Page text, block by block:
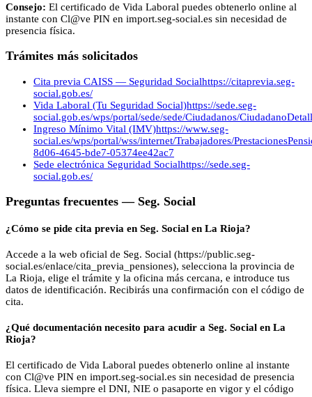
Consejo: El certificado de Vida Laboral puedes obtenerlo online al
instante con Cl@ve PIN en import.seg-social.es sin necesidad de
presencia física.
Trámites más solicitados
Cita previa CAISS — Seguridad Socialhttps://citaprevia.seg-
social.gob.es/
Vida Laboral (Tu Seguridad Social)https://sede.seg-
social.gob.es/wps/portal/sede/sede/Ciudadanos/
Ingreso Mínimo Vital (IMV)https://www.seg-
social.es/wps/portal/wss/internet/Trabajadores/
8d06-4645-bde7-05374ee42ac7
Sede electrónica Seguridad Socialhttps://sede.seg-
social.gob.es/
Preguntas frecuentes — Seg. Social
¿Cómo se pide cita previa en Seg. Social en La Rioja?
Accede a la web oficial de Seg. Social (https://public.seg-
social.es/enlace/cita_previa_pensiones), selecciona la provincia de
La Rioja, elige el trámite y la oficina más cercana, e introduce tus
datos de identificación. Recibirás una confirmación con el código de
cita.
¿Qué documentación necesito para acudir a Seg. Social en La
Rioja?
El certificado de Vida Laboral puedes obtenerlo online al instante
con Cl@ve PIN en import.seg-social.es sin necesidad de presencia
física. Lleva siempre el DNI, NIE o pasaporte en vigor y el código